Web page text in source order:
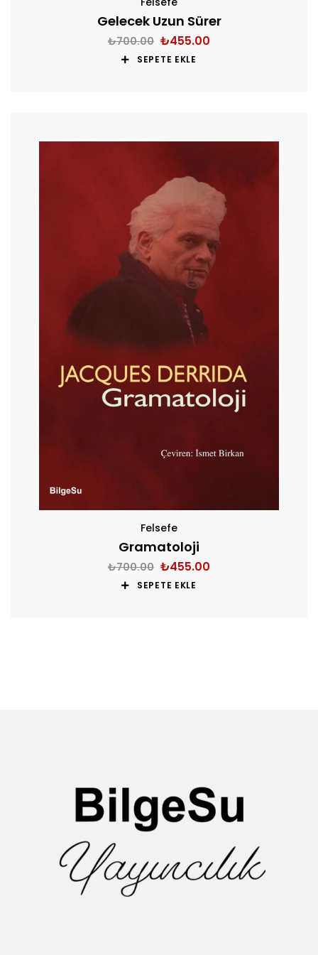
Gelecek Uzun Sürer
₺700.00 ₺455.00
SEPETE EKLE
Felsefe
Gramatoloji
₺700.00 ₺455.00
SEPETE EKLE